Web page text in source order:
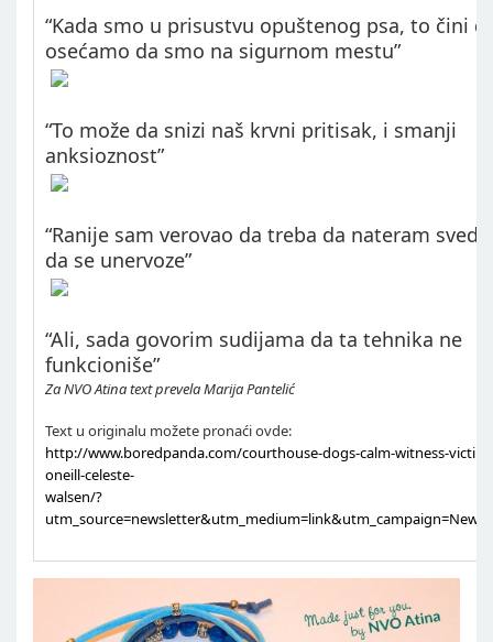
“Kada smo u prisustvu opuštenog psa, to čini
osećamo da smo na sigurnom mestu”
“To može da snizi naš krvni pritisak, i smanji
anksioznost”
“Ranije sam verovao da treba da nateram
da se unervoze”
“Ali, sada govorim sudijama da ta tehnika ne
funkcioniše”
Za NVO Atina text prevela Marija Pantelić
Text u originalu možete pronaći ovde:
http://www.boredpanda.com/courthouse-dogs-calm-witness-
oneill-celeste-
walsen/?